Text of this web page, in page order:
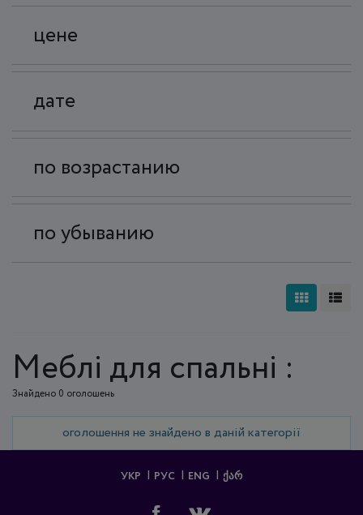
цене
дате
по возрастанию
по убыванию
Меблі для спальні :
Знайдено 0 оголошень
оголошення не знайдено в даній категорії
УКР РУС ENG ᲥᲐᲠ